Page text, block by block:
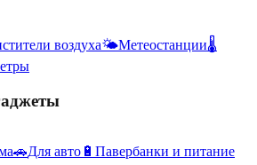
воздуха🌤️Метеостанции🌡️
🚗Для авто 🔋 Павербанки и питание